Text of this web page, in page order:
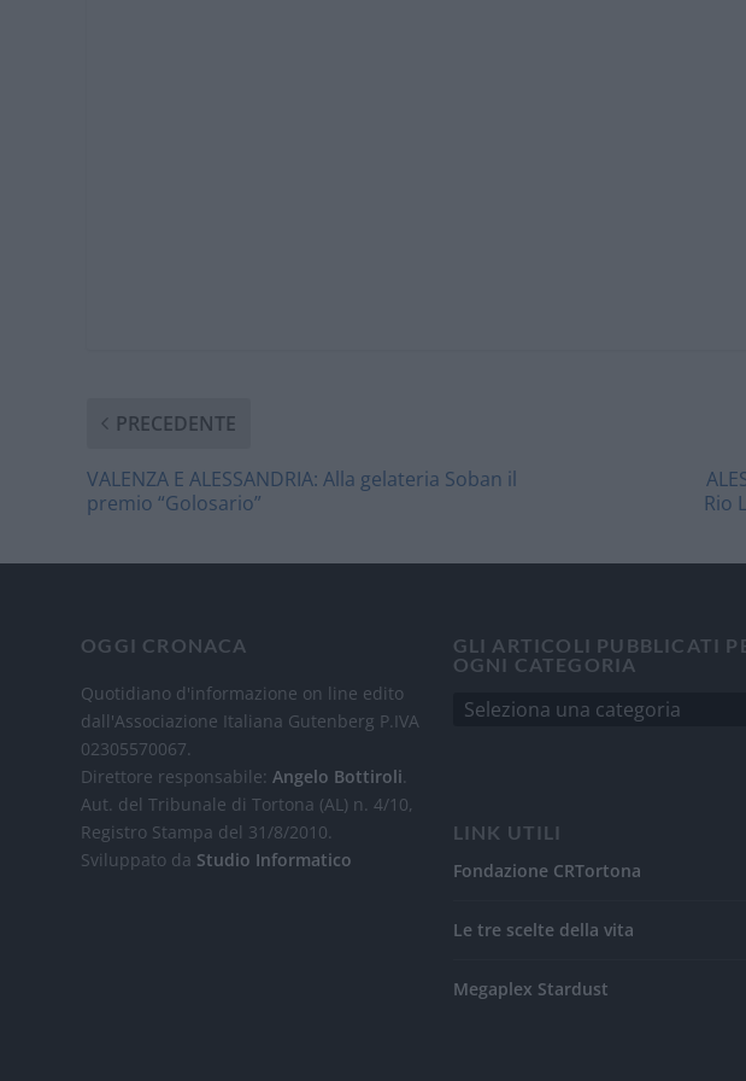
PRECEDENTE
VALENZA E ALESSANDRIA: Alla gelateria Soban il
premio “Golosario”
Rio
OGGI CRONACA
Quotidiano d'informazione on line edito
dall'Associazione Italiana Gutenberg P.IVA
02305570067.
Direttore responsabile:Angelo Bottiroli.
Aut. del Tribunale di Tortona (AL) n. 4/10,
Registro Stampa del 31/8/2010.
Sviluppato da Studio Informatico
GLI ARTICOLI PUBBLICATI
OGNI CATEGORIA
LINK UTILI
Fondazione CRTortona
Le tre scelte della vita
Megaplex Stardust